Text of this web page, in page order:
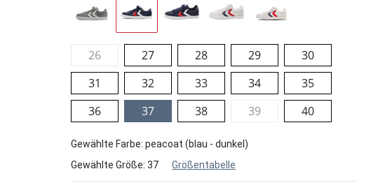
26 27 28 29
30
31
32 33 34
35
36
37 38 39 40
Gewählte Farbe: peacoat (blau - dunkel)
Gewählte Größe: 37 Größentabelle